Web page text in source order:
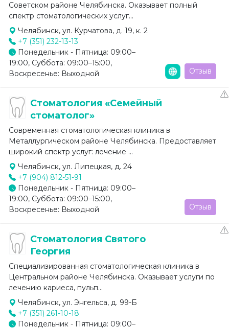
Советском районе Челябинска. Оказывает полный
спектр стоматологических услуг...
Челябинск, ул. Курчатова, д. 19, к. 2
+7 (351) 232-13-13
Понедельник - Пятница: 09:00–
19:00, Суббота: 09:00–15:00,
Воскресенье: Выходной
Отзыв
Стоматология «Семейный
стоматолог»
Современная стоматологическая клиника в
Металлургическом районе Челябинска. Предоставляет
широкий спектр услуг: лечение ...
Челябинск, ул. Липецкая, д. 24
+7 (904) 812-51-91
Понедельник - Пятница: 09:00–
19:00, Суббота: 09:00–15:00,
Воскресенье: Выходной
Отзыв
Стоматология Святого
Георгия
Специализированная стоматологическая клиника в
Центральном районе Челябинска. Оказывает услуги по
лечению кариеса, пульп...
Челябинск, ул. Энгельса, д. 99-Б
+7 (351) 261-10-18
Понедельник - Пятница: 09:00–